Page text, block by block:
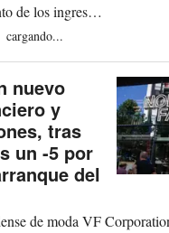
de los ingresos
trimestre
en
especialista en
con sede en
cargando...
nuevo
y
tras
un -5 por
del
de moda VF